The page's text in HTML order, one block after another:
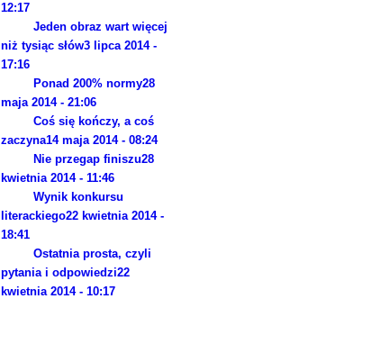
12:17
Jeden obraz wart więcej
niż tysiąc słów3 lipca 2014 -
17:16
Ponad 200% normy28
maja 2014 - 21:06
Coś się kończy, a coś
zaczyna14 maja 2014 - 08:24
Nie przegap finiszu28
kwietnia 2014 - 11:46
Wynik konkursu
literackiego22 kwietnia 2014 -
18:41
Ostatnia prosta, czyli
pytania i odpowiedzi22
kwietnia 2014 - 10:17